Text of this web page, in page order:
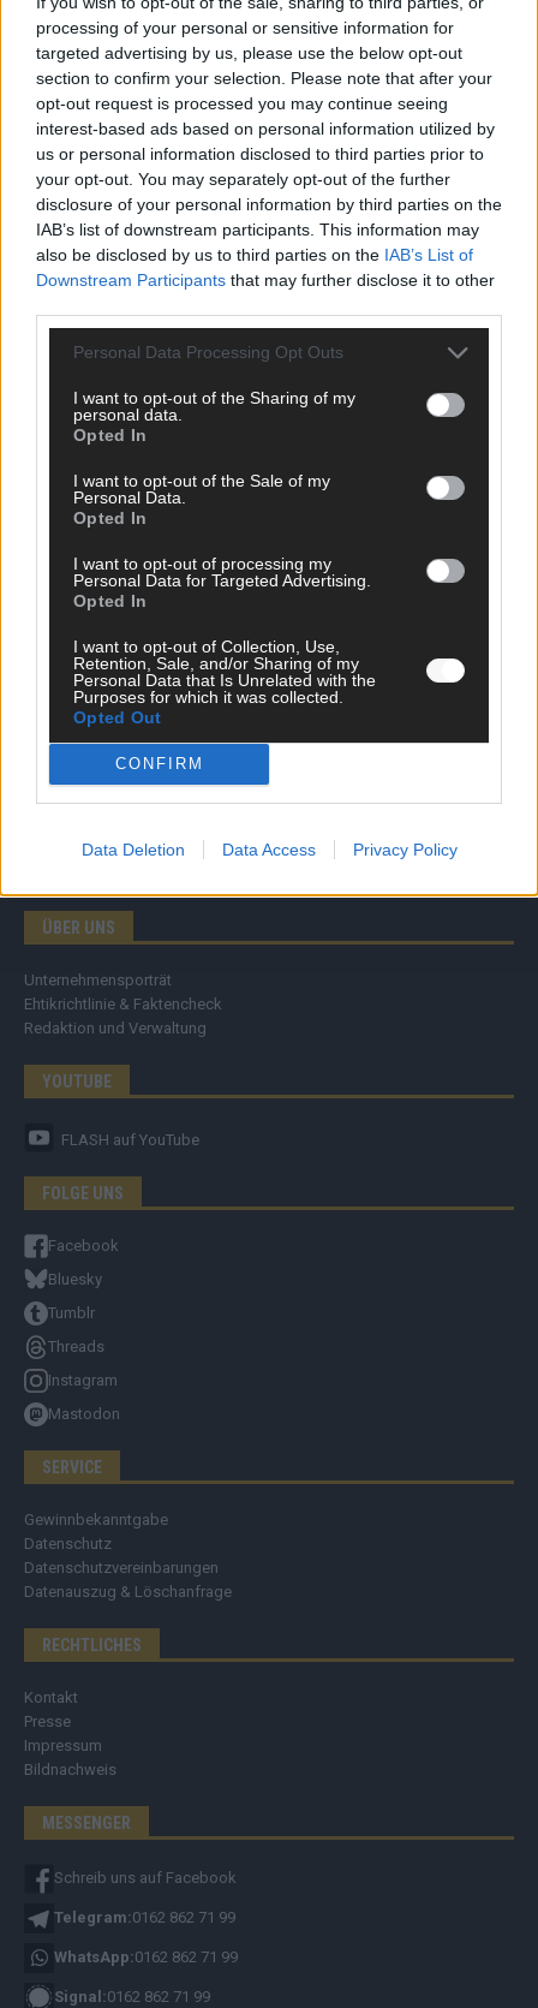
processing of your personal or sensitive information for
targeted advertising by us, please use the below opt-out
section to confirm your selection. Please note that after your
opt-out request is processed you may continue seeing
interest-based ads based on personal information utilized by
us or personal information disclosed to third parties prior to
your opt-out. You may separately opt-out of the further
disclosure of your personal information by third parties on the
IAB’s list of downstream participants. This information may
also be disclosed by us to third parties on the IAB’s List of
Downstream Participants that may further disclose it to other
Personal Data Processing Opt Outs
I want to opt-out of the Sharing of my
personal data.
Opted In
I want to opt-out of the Sale of my
Personal Data.
Opted In
I want to opt-out of processing my
Personal Data for Targeted Advertising.
Opted In
I want to opt-out of Collection, Use,
Retention, Sale, and/or Sharing of my
Personal Data that Is Unrelated with the
Purposes for which it was collected.
Opted Out
CONFIRM
Data Deletion Data Access Privacy Policy
SCHNELL ZUM RESSORT
Nachrichten
Wirtschaft
Wissen
Streams & Storys
Eurovision
FLASH – DAS VIDEOPORTAL
ÜBER UNS
Unternehmensporträt
Ehtikrichtlinie & Faktencheck
Redaktion und Verwaltung
YOUTUBE
FLASH auf YouTube
FOLGE UNS
Facebook
Bluesky
Tumblr
Threads
Instagram
Mastodon
SERVICE
Gewinnbekanntgabe
Datenschutz
Datenschutzvereinbarungen
Datenauszug & Löschanfrage
RECHTLICHES
Kontakt
Presse
Impressum
Bildnachweis
MESSENGER
Schreib uns auf Facebook
Telegram:0162 862 71 99
WhatsApp:0162 862 71 99
Signal:0162 862 71 99